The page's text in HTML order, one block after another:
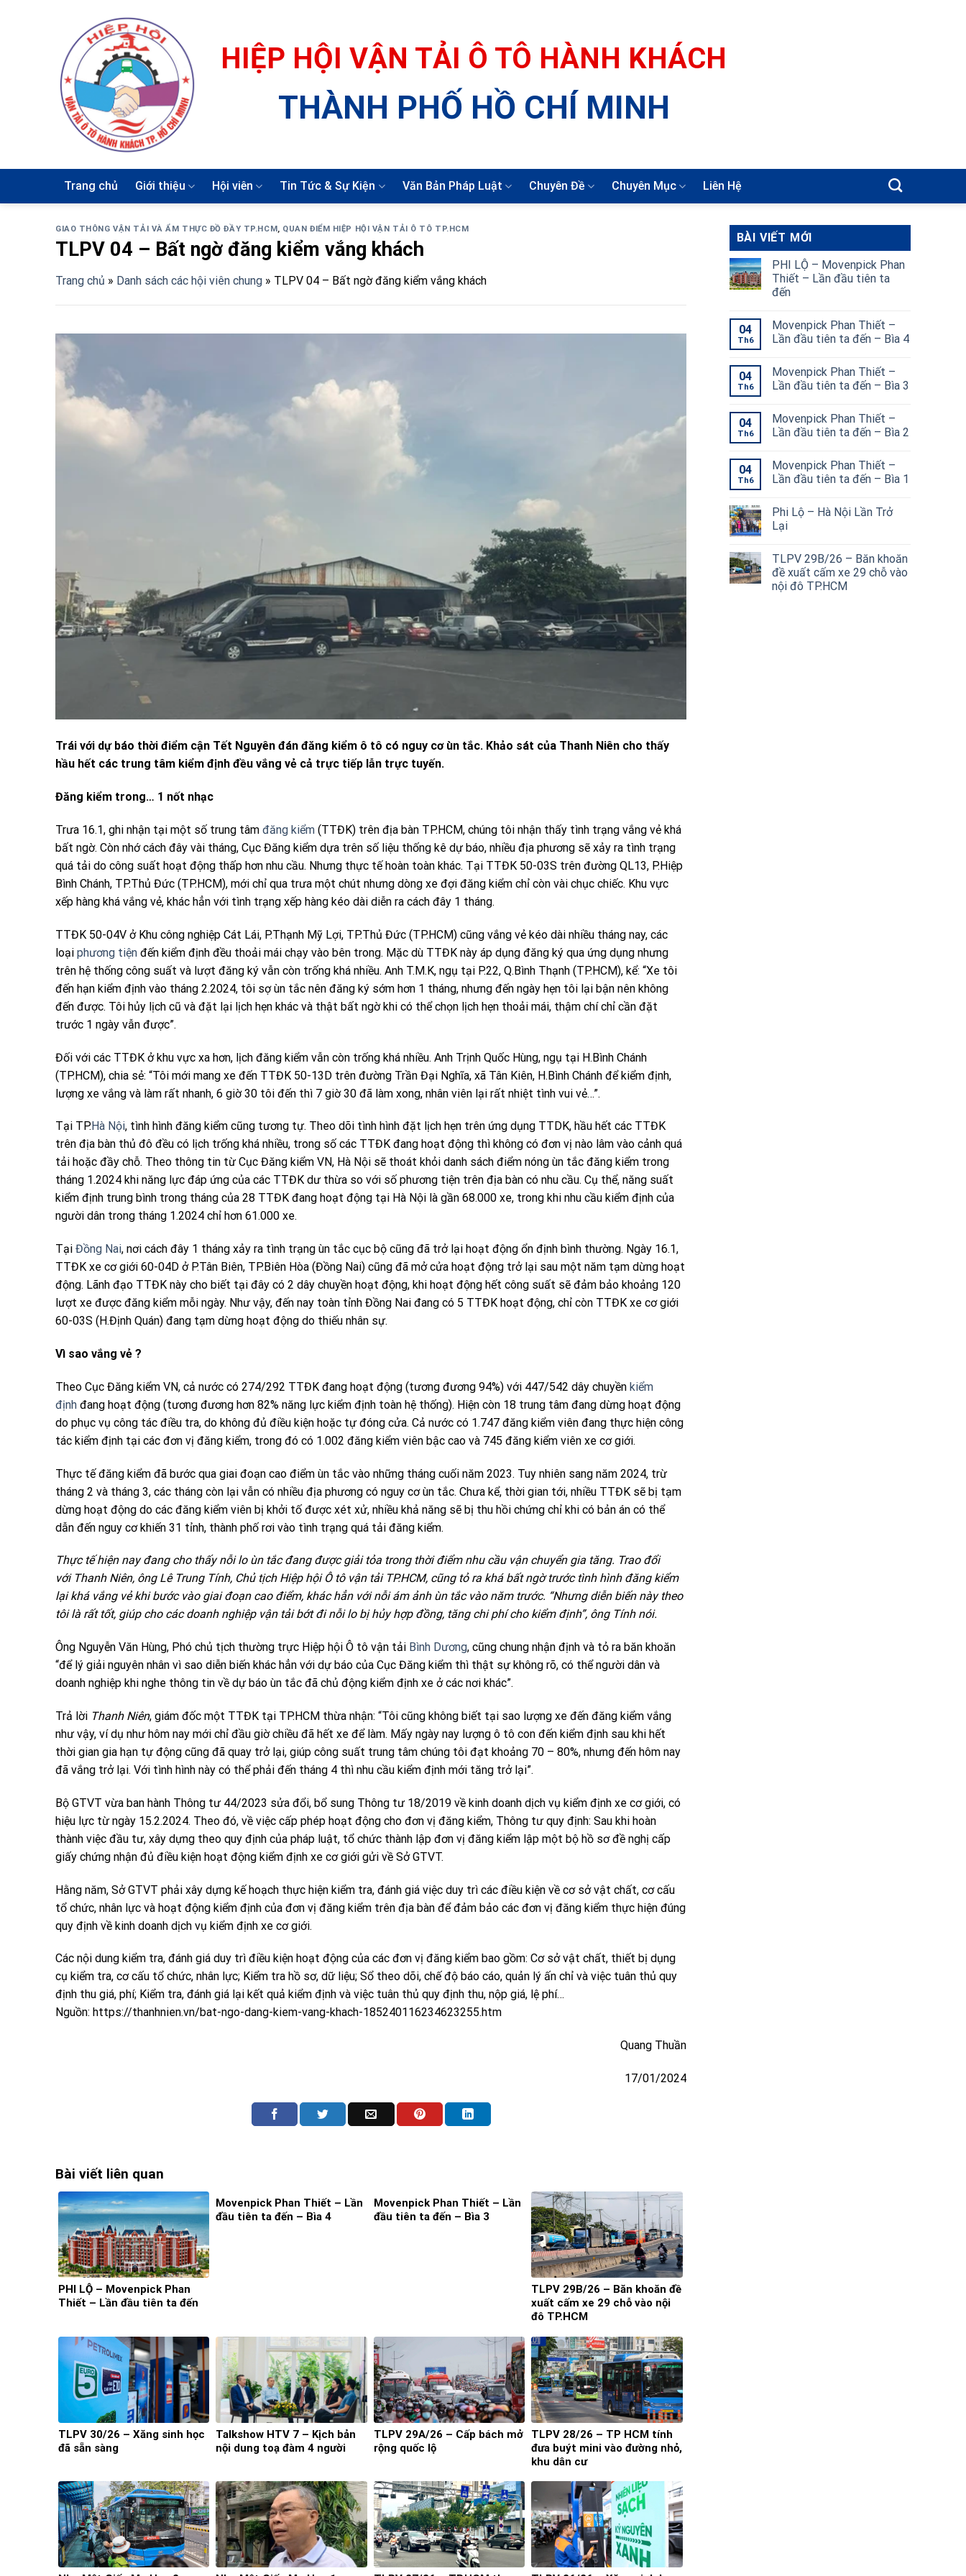
HIỆP HỘI VẬN TẢI Ô TÔ HÀNH KHÁCH
THÀNH PHỐ HỒ CHÍ MINH
Trang chủ Giới thiệu Hội viên Tin Tức & Sự Kiện Văn Bản Pháp Luật Chuyên Đề Chuyên Mục Liên Hệ
GIAO THÔNG VẬN TẢI VÀ ẨM THỰC ĐỒ ĐẦY TP.HCM, QUAN ĐIỂM HIỆP HỘI VẬN TẢI Ô TÔ TP.HCM
TLPV 04 – Bất ngờ đăng kiểm vắng khách
Trang chủ » Danh sách các hội viên chung » TLPV 04 – Bất ngờ đăng kiểm vắng khách
Trái với dự báo thời điểm cận Tết Nguyên đán đăng kiểm ô tô có nguy cơ ùn tắc. Khảo sát của Thanh Niên cho thấy
hầu hết các trung tâm kiểm định đều vắng vẻ cả trực tiếp lẫn trực tuyến.
Đăng kiểm trong… 1 nốt nhạc
Trưa 16.1, ghi nhận tại một số trung tâm đăng kiểm (TTĐK) trên địa bàn TP.HCM, chúng tôi nhận thấy tình trạng vắng vẻ khá
bất ngờ. Còn nhớ cách đây vài tháng, Cục Đăng kiểm dựa trên số liệu thống kê dự báo, nhiều địa phương sẽ xảy ra tình trạng
quá tải do công suất hoạt động thấp hơn nhu cầu. Nhưng thực tế hoàn toàn khác. Tại TTĐK 50-03S trên đường QL13, P.Hiệp
Bình Chánh, TP.Thủ Đức (TP.HCM), mới chỉ qua trưa một chút nhưng dòng xe đợi đăng kiểm chỉ còn vài chục chiếc. Khu vực
xếp hàng khá vắng vẻ, khác hẳn với tình trạng xếp hàng kéo dài diễn ra cách đây 1 tháng.
TTĐK 50-04V ở Khu công nghiệp Cát Lái, P.Thạnh Mỹ Lợi, TP.Thủ Đức (TP.HCM) cũng vắng vẻ kéo dài nhiều tháng nay, các
loại phương tiện đến kiểm định đều thoải mái chạy vào bên trong. Mặc dù TTĐK này áp dụng đăng ký qua ứng dụng nhưng
trên hệ thống công suất và lượt đăng ký vẫn còn trống khá nhiều. Anh T.M.K, ngụ tại P.22, Q.Bình Thạnh (TP.HCM), kể: “Xe tôi
đến hạn kiểm định vào tháng 2.2024, tôi sợ ùn tắc nên đăng ký sớm hơn 1 tháng, nhưng đến ngày hẹn tôi lại bận nên không
đến được. Tôi hủy lịch cũ và đặt lại lịch hẹn khác và thật bất ngờ khi có thể chọn lịch hẹn thoải mái, thậm chí chỉ cần đặt
trước 1 ngày vẫn được”.
Đối với các TTĐK ở khu vực xa hơn, lịch đăng kiểm vẫn còn trống khá nhiều. Anh Trịnh Quốc Hùng, ngụ tại H.Bình Chánh
(TP.HCM), chia sẻ: “Tôi mới mang xe đến TTĐK 50-13D trên đường Trần Đại Nghĩa, xã Tân Kiên, H.Bình Chánh để kiểm định,
lượng xe vắng và làm rất nhanh, 6 giờ 30 tôi đến thì 7 giờ 30 đã làm xong, nhân viên lại rất nhiệt tình vui vẻ…”.
Tại TP. Hà Nội, tình hình đăng kiểm cũng tương tự. Theo dõi tình hình đặt lịch hẹn trên ứng dụng TTDK, hầu hết các TTĐK
trên địa bàn thủ đô đều có lịch trống khá nhiều, trong số các TTĐK đang hoạt động thì không có đơn vị nào lâm vào cảnh quá
tải hoặc đầy chỗ. Theo thông tin từ Cục Đăng kiểm VN, Hà Nội sẽ thoát khỏi danh sách điểm nóng ùn tắc đăng kiểm trong
tháng 1.2024 khi năng lực đáp ứng của các TTĐK dư thừa so với số phương tiện trên địa bàn có nhu cầu. Cụ thể, năng suất
kiểm định trung bình trong tháng của 28 TTĐK đang hoạt động tại Hà Nội là gần 68.000 xe, trong khi nhu cầu kiểm định của
người dân trong tháng 1.2024 chỉ hơn 61.000 xe.
Tại Đồng Nai, nơi cách đây 1 tháng xảy ra tình trạng ùn tắc cục bộ cũng đã trở lại hoạt động ổn định bình thường. Ngày 16.1,
TTĐK xe cơ giới 60-04D ở P.Tân Biên, TP.Biên Hòa (Đồng Nai) cũng đã mở cửa hoạt động trở lại sau một năm tạm dừng hoạt
động. Lãnh đạo TTĐK này cho biết tại đây có 2 dây chuyền hoạt động, khi hoạt động hết công suất sẽ đảm bảo khoảng 120
lượt xe được đăng kiểm mỗi ngày. Như vậy, đến nay toàn tỉnh Đồng Nai đang có 5 TTĐK hoạt động, chỉ còn TTĐK xe cơ giới
60-03S (H.Định Quán) đang tạm dừng hoạt động do thiếu nhân sự.
Vì sao vắng vẻ ?
Theo Cục Đăng kiểm VN, cả nước có 274/292 TTĐK đang hoạt động (tương đương 94%) với 447/542 dây chuyền kiểm
định đang hoạt động (tương đương hơn 82% năng lực kiểm định toàn hệ thống). Hiện còn 18 trung tâm đang dừng hoạt động
do phục vụ công tác điều tra, do không đủ điều kiện hoặc tự đóng cửa. Cả nước có 1.747 đăng kiểm viên đang thực hiện công
tác kiểm định tại các đơn vị đăng kiểm, trong đó có 1.002 đăng kiểm viên bậc cao và 745 đăng kiểm viên xe cơ giới.
Thực tế đăng kiểm đã bước qua giai đoạn cao điểm ùn tắc vào những tháng cuối năm 2023. Tuy nhiên sang năm 2024, trừ
tháng 2 và tháng 3, các tháng còn lại vẫn có nhiều địa phương có nguy cơ ùn tắc. Chưa kể, thời gian tới, nhiều TTĐK sẽ bị tạm
dừng hoạt động do các đăng kiểm viên bị khởi tố được xét xử, nhiều khả năng sẽ bị thu hồi chứng chỉ khi có bản án có thể
dẫn đến nguy cơ khiến 31 tỉnh, thành phố rơi vào tình trạng quá tải đăng kiểm.
Thực tế hiện nay đang cho thấy nỗi lo ùn tắc đang được giải tỏa trong thời điểm nhu cầu vận chuyển gia tăng. Trao đổi
với Thanh Niên, ông Lê Trung Tính, Chủ tịch Hiệp hội Ô tô vận tải TP.HCM, cũng tỏ ra khá bất ngờ trước tình hình đăng kiểm
lại khá vắng vẻ khi bước vào giai đoạn cao điểm, khác hẳn với nỗi ám ảnh ùn tắc vào năm trước. “Nhưng diễn biến này theo
tôi là rất tốt, giúp cho các doanh nghiệp vận tải bớt đi nỗi lo bị hủy hợp đồng, tăng chi phí cho kiểm định”, ông Tính nói.
Ông Nguyễn Văn Hùng, Phó chủ tịch thường trực Hiệp hội Ô tô vận tải Bình Dương, cũng chung nhận định và tỏ ra băn khoăn
“để lý giải nguyên nhân vì sao diễn biến khác hẳn với dự báo của Cục Đăng kiểm thì thật sự không rõ, có thể người dân và
doanh nghiệp khi nghe thông tin về dự báo ùn tắc đã chủ động kiểm định xe ở các nơi khác”.
Trả lời Thanh Niên, giám đốc một TTĐK tại TP.HCM thừa nhận: “Tôi cũng không biết tại sao lượng xe đến đăng kiểm vắng
như vậy, ví dụ như hôm nay mới chỉ đầu giờ chiều đã hết xe để làm. Mấy ngày nay lượng ô tô con đến kiểm định sau khi hết
thời gian gia hạn tự động cũng đã quay trở lại, giúp công suất trung tâm chúng tôi đạt khoảng 70 – 80%, nhưng đến hôm nay
đã vắng trở lại. Với tình hình này có thể phải đến tháng 4 thì nhu cầu kiểm định mới tăng trở lại”.
Bộ GTVT vừa ban hành Thông tư 44/2023 sửa đổi, bổ sung Thông tư 18/2019 về kinh doanh dịch vụ kiểm định xe cơ giới, có
hiệu lực từ ngày 15.2.2024. Theo đó, về việc cấp phép hoạt động cho đơn vị đăng kiểm, Thông tư quy định: Sau khi hoàn
thành việc đầu tư, xây dựng theo quy định của pháp luật, tổ chức thành lập đơn vị đăng kiểm lập một bộ hồ sơ đề nghị cấp
giấy chứng nhận đủ điều kiện hoạt động kiểm định xe cơ giới gửi về Sở GTVT.
Hằng năm, Sở GTVT phải xây dựng kế hoạch thực hiện kiểm tra, đánh giá việc duy trì các điều kiện về cơ sở vật chất, cơ cấu
tổ chức, nhân lực và hoạt động kiểm định của đơn vị đăng kiểm trên địa bàn để đảm bảo các đơn vị đăng kiểm thực hiện đúng
quy định về kinh doanh dịch vụ kiểm định xe cơ giới.
Các nội dung kiểm tra, đánh giá duy trì điều kiện hoạt động của các đơn vị đăng kiểm bao gồm: Cơ sở vật chất, thiết bị dụng
cụ kiểm tra, cơ cấu tổ chức, nhân lực; Kiểm tra hồ sơ, dữ liệu; Sổ theo dõi, chế độ báo cáo, quản lý ấn chỉ và việc tuân thủ quy
định thu giá, phí; Kiểm tra, đánh giá lại kết quả kiểm định và việc tuân thủ quy định thu, nộp giá, lệ phí…
Nguồn: https://thanhnien.vn/bat-ngo-dang-kiem-vang-khach-185240116234623255.htm
Quang Thuần
17/01/2024
Bài viết liên quan
PHI LỘ – Movenpick Phan
Thiết – Lần đầu tiên ta đến
Movenpick Phan Thiết – Lần
đầu tiên ta đến – Bìa 4
Movenpick Phan Thiết – Lần
đầu tiên ta đến – Bìa 3
TLPV 29B/26 – Băn khoăn đề
xuất cấm xe 29 chỗ vào nội
đô TP.HCM
TLPV 30/26 – Xăng sinh học
đã sẵn sàng
Talkshow HTV 7 – Kịch bản
nội dung toạ đàm 4 người
TLPV 29A/26 – Cấp bách mở
rộng quốc lộ
TLPV 28/26 – TP HCM tính
đưa buýt mini vào đường nhỏ,
khu dân cư
BÀI VIẾT MỚI
PHI LỘ – Movenpick Phan
Thiết – Lần đầu tiên ta
đến
04
Th6
Movenpick Phan Thiết –
Lần đầu tiên ta đến – Bìa 4
04
Th6
Movenpick Phan Thiết –
Lần đầu tiên ta đến – Bìa 3
04
Th6
Movenpick Phan Thiết –
Lần đầu tiên ta đến – Bìa 2
04
Th6
Movenpick Phan Thiết –
Lần đầu tiên ta đến – Bìa 1
Phi Lộ – Hà Nội Lần Trở
Lại
TLPV 29B/26 – Băn khoăn
đề xuất cấm xe 29 chỗ vào
nội đô TP.HCM